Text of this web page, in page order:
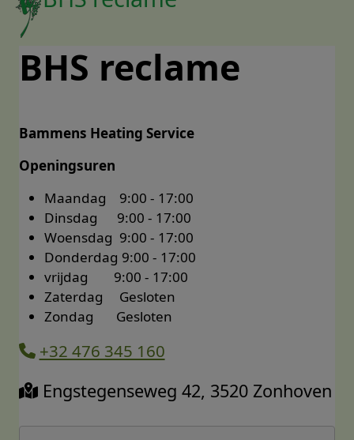
BHS reclame
Bammens Heating Service
Openingsuren
Maandag 9:00 - 17:00
Dinsdag 9:00 - 17:00
Woensdag 9:00 - 17:00
Donderdag 9:00 - 17:00
vrijdag 9:00 - 17:00
Zaterdag Gesloten
Zondag Gesloten
+32 476 345 160
Engstegenseweg 42, 3520 Zonhoven